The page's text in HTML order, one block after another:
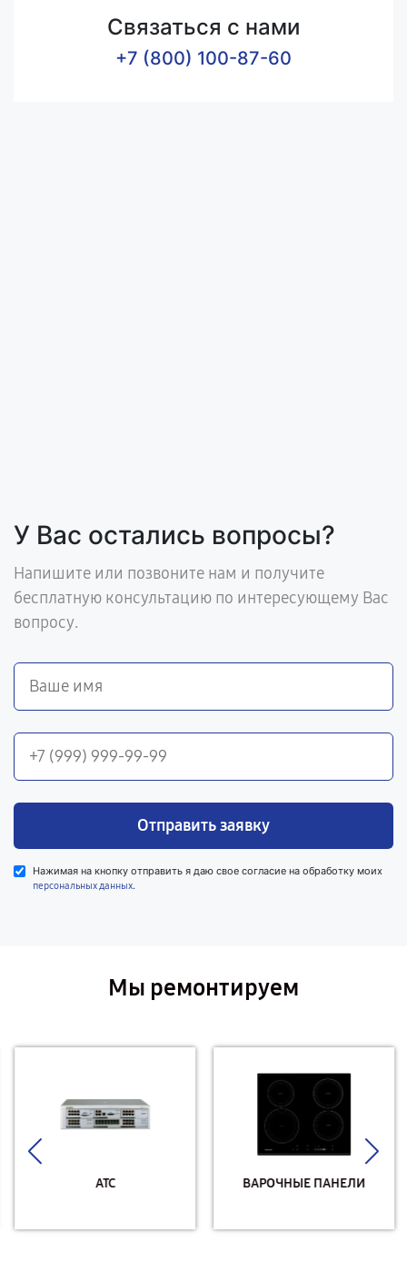
Связаться с нами
+7 (800) 100-87-60
У Вас остались вопросы?
Напишите или позвоните нам и получите
бесплатную консультацию по интересующему Вас
вопросу.
Отправить заявку
Нажимая на кнопку отправить я даю свое согласие на обработку моих
персональных данных.
Мы ремонтируем
АТС ВАРОЧНЫЕ ПАНЕЛИ